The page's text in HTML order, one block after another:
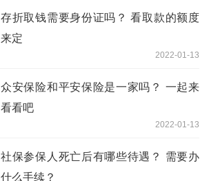
存折取钱需要身份证吗？ 看取款的额度
来定
2022-01-13
众安保险和平安保险是一家吗？ 一起来
看看吧
2022-01-13
社保参保人死亡后有哪些待遇？ 需要办
什么手续？